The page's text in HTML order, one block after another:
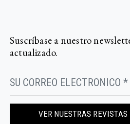
Suscríbase a nuestro
actualizado.
VER NUESTRAS